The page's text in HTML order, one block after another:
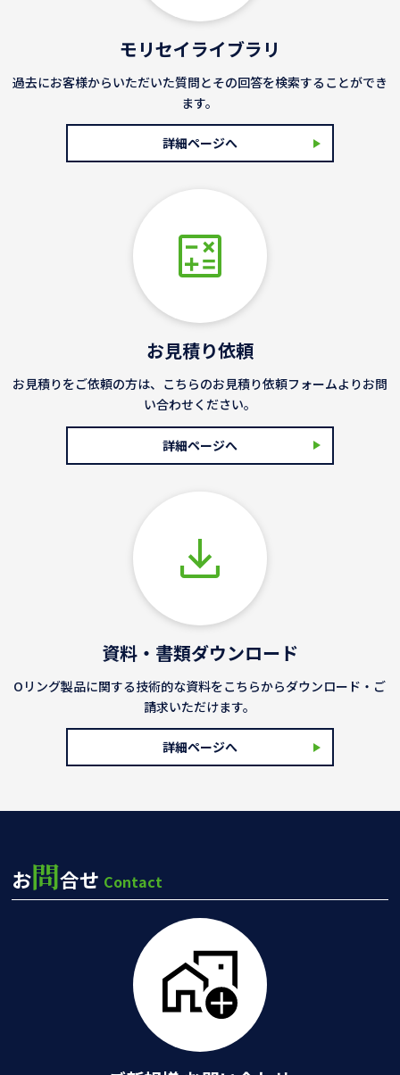
モリセイライブラリ
過去にお客様からいただいた質問とその回答を検索することができ
ます。
詳細ページへ
お見積り依頼
お見積りをご依頼の方は、こちらのお見積り依頼フォームよりお問
い合わせください。
詳細ページへ
資料・書類ダウンロード
Oリング製品に関する技術的な資料をこちらからダウンロード・ご
請求いただけます。
詳細ページへ
お問合せ Contact